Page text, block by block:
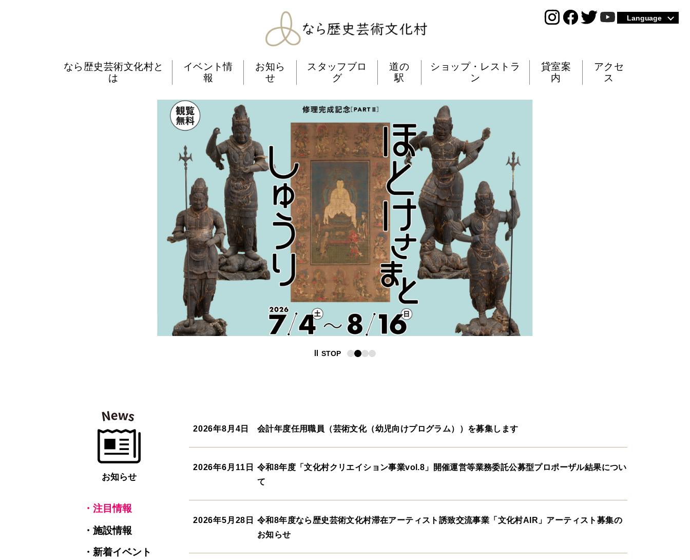
Language
なら歴史芸術文化村
なら歴史芸術文化村と
は
イベント情
報
お知ら
せ
スタッフブロ
グ
道の
駅
ショップ・レストラ
ン
貸室案
内
アクセ
ス
STOP
お知らせ
・注目情報
2026年8月4日 会計年度任用職員（芸術文化（幼児向けプログラム））を募集します
2026年6月11日
令和8年度「文化村クリエイション事業vol.8」開催運営等業務委託公募型プロポーザル結果につい
て
2026年5月28日
令和8年度なら歴史芸術文化村滞在アーティスト誘致交流事業「文化村AIR」アーティスト募集の
お知らせ
・施設情報
・新着イベント